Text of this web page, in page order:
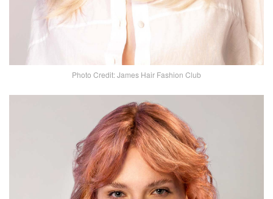
Photo Credit: James Hair Fashion Club